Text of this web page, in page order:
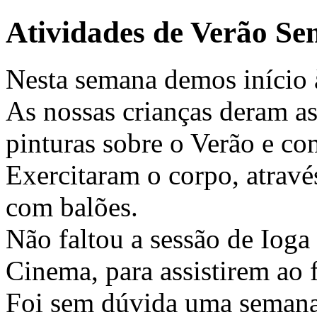
Atividades de Verão
Nesta semana demos
As nossas crianças deram
pinturas sobre o Verão e
Exercitaram o corpo,
com balões.
Não faltou a sessão de
Cinema, para assistirem
Foi sem dúvida uma